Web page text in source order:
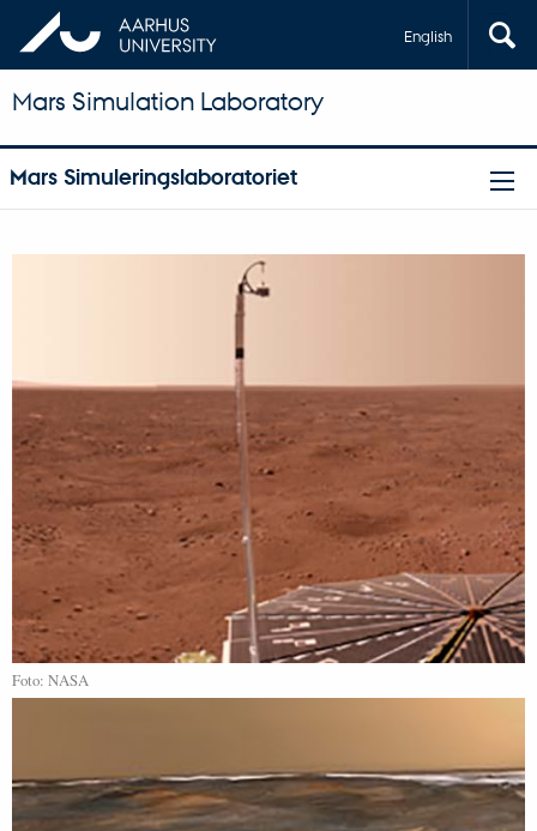
English
Mars Simulation Laboratory
Mars Simuleringslaboratoriet
Foto: NASA